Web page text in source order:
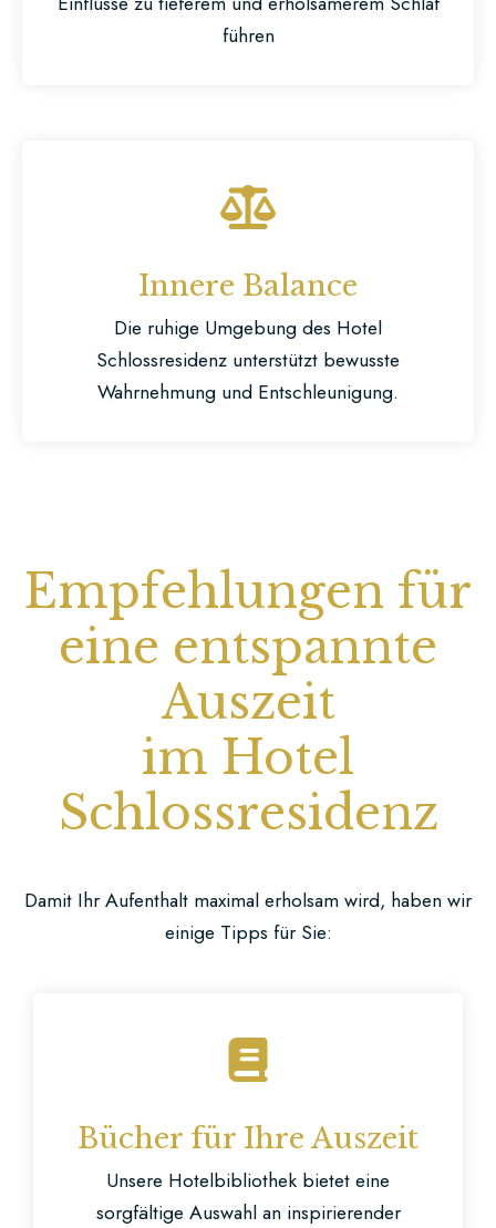
führen
Innere Balance
Die ruhige Umgebung des Hotel
Schlossresidenz unterstützt bewusste
Wahrnehmung und Entschleunigung.
Empfehlungen für
eine entspannte
Auszeit
im Hotel
Schlossresidenz
Damit Ihr Aufenthalt maximal erholsam wird, haben wir
einige Tipps für Sie:
Bücher für Ihre Auszeit
Unsere Hotelbibliothek bietet eine
sorgfältige Auswahl an inspirierender